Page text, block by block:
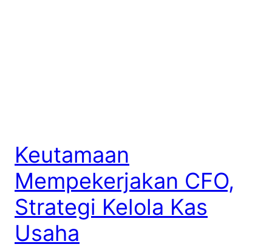
Keutamaan
Mempekerjakan CFO,
Strategi Kelola Kas
Usaha